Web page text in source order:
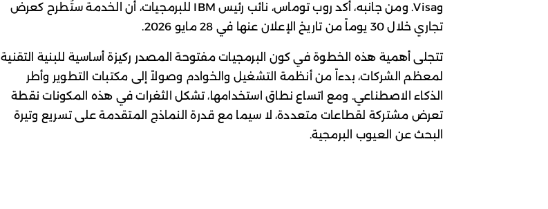
وVisa. ومن جانبه، أكد روب توماس، نائب رئيس IBM للبرمجيات، أن الخدمة ستُطرح كعرض
تجاري خلال 30 يوماً من تاريخ الإعلان عنها في 28 مايو 2026.
تتجلى أهمية هذه الخطوة في كون البرمجيات مفتوحة المصدر ركيزة أساسية للبنية التقنية
لمعظم الشركات، بدءاً من أنظمة التشغيل والخوادم وصولاً إلى مكتبات التطوير وأطر
الذكاء الاصطناعي. ومع اتساع نطاق استخدامها، تشكل الثغرات في هذه المكونات نقطة
تعرض مشتركة لقطاعات متعددة، لا سيما مع قدرة النماذج المتقدمة على تسريع وتيرة
البحث عن العيوب البرمجية.